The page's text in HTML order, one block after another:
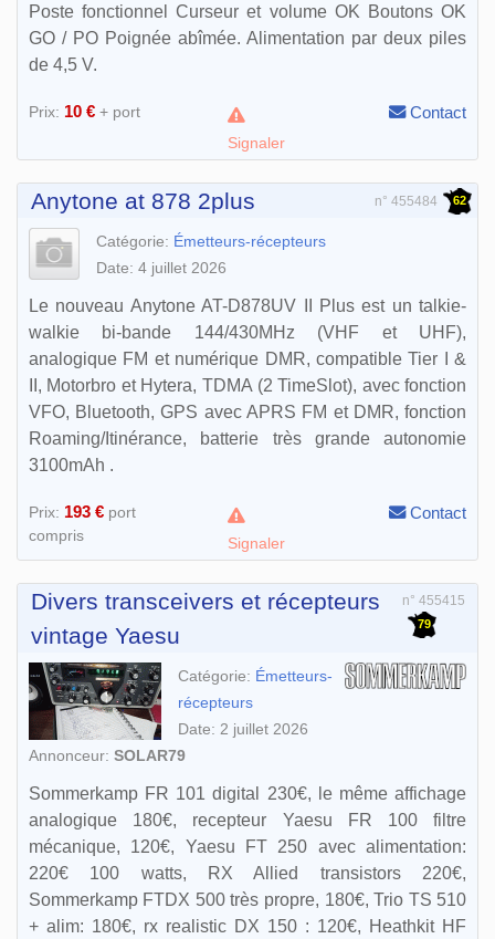
Poste fonctionnel Curseur et volume OK Boutons OK
GO / PO Poignée abîmée. Alimentation par deux piles
de 4,5 V.
Prix: 10 € + port
Signaler
Contact
Anytone at 878 2plus n° 455484 62
Catégorie: Émetteurs-récepteurs
Date: 4 juillet 2026
Le nouveau Anytone AT-D878UV II Plus est un talkie-
walkie bi-bande 144/430MHz (VHF et UHF),
analogique FM et numérique DMR, compatible Tier I &
II, Motorbro et Hytera, TDMA (2 TimeSlot), avec fonction
VFO, Bluetooth, GPS avec APRS FM et DMR, fonction
Roaming/Itinérance, batterie très grande autonomie
3100mAh .
Prix: 193 € port
compris
Signaler
Contact
Divers transceivers et récepteurs
vintage Yaesu
n° 455415
79
Catégorie: Émetteurs-
récepteurs
Date: 2 juillet 2026
Annonceur: SOLAR79
Sommerkamp FR 101 digital 230€, le même affichage
analogique 180€, recepteur Yaesu FR 100 filtre
mécanique, 120€, Yaesu FT 250 avec alimentation:
220€ 100 watts, RX Allied transistors 220€,
Sommerkamp FTDX 500 très propre, 180€, Trio TS 510
+ alim: 180€, rx realistic DX 150 : 120€, Heathkit HF